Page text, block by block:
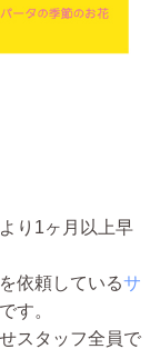
り1ヶ月以上早
依頼しているサ
す。
スタッフ全員で